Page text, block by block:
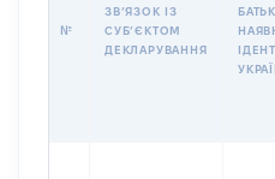
№
ЗВʼЯЗОК ІЗ
СУБʼЄКТОМ
ДЕКЛАРУВАННЯ